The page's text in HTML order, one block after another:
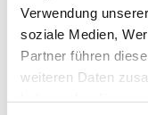
Verwendung
soziale Medien,
Partner führen
weiteren Daten